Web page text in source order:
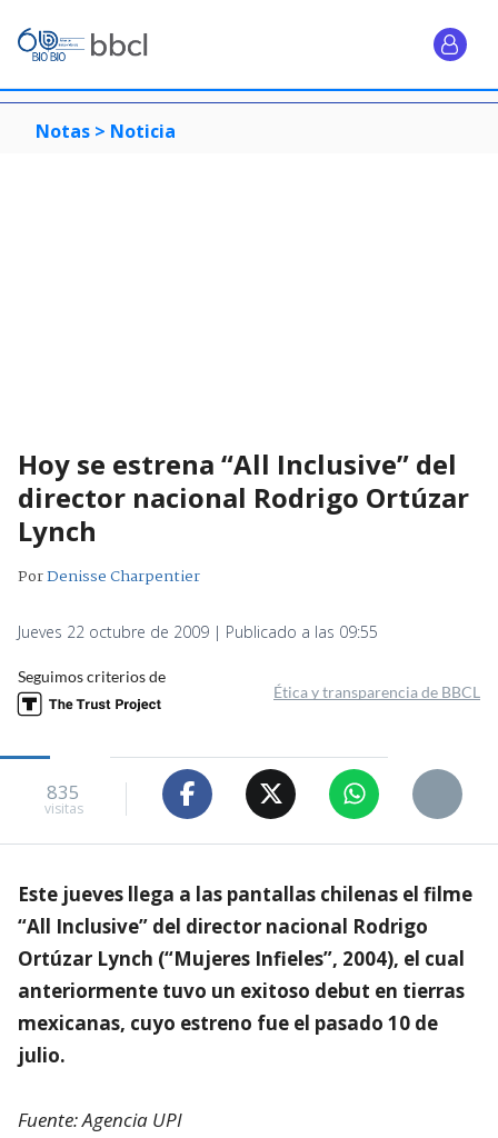
Notas > Noticia
Hoy se estrena “All Inclusive” del
director nacional Rodrigo Ortúzar
Lynch
PorDenisse Charpentier
Jueves 22 octubre de 2009 | Publicado a las 09:55
Seguimos criterios de
Ética y transparencia de BBCL
835
visitas
Este jueves llega a las pantallas chilenas el filme
“All Inclusive” del director nacional Rodrigo
Ortúzar Lynch (“Mujeres Infieles”, 2004), el cual
anteriormente tuvo un exitoso debut en tierras
mexicanas, cuyo estreno fue el pasado 10 de
julio.
Fuente: Agencia UPI